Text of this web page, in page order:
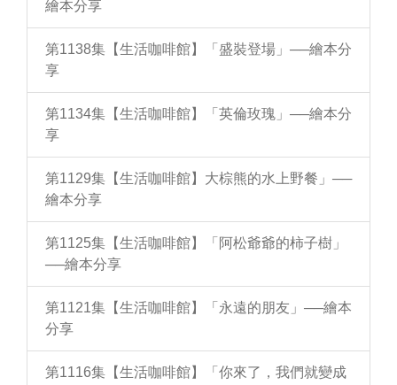
繪本分享
第1138集【生活咖啡館】「盛裝登場」──繪本分
享
第1134集【生活咖啡館】「英倫玫瑰」──繪本分
享
第1129集【生活咖啡館】大棕熊的水上野餐」──
繪本分享
第1125集【生活咖啡館】「阿松爺爺的柿子樹」
──繪本分享
第1121集【生活咖啡館】「永遠的朋友」──繪本
分享
第1116集【生活咖啡館】「你來了，我們就變成